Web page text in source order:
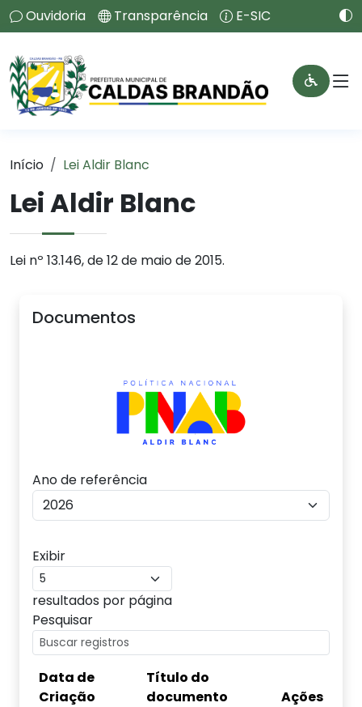
Ouvidoria Transparência E-SIC
Início Lei Aldir Blanc
Lei Aldir Blanc
Lei nº 13.146, de 12 de maio de 2015.
Documentos
Ano de referência
Exibir
resultados por página
Pesquisar
Data de
Criação
Título do
documento
Ações